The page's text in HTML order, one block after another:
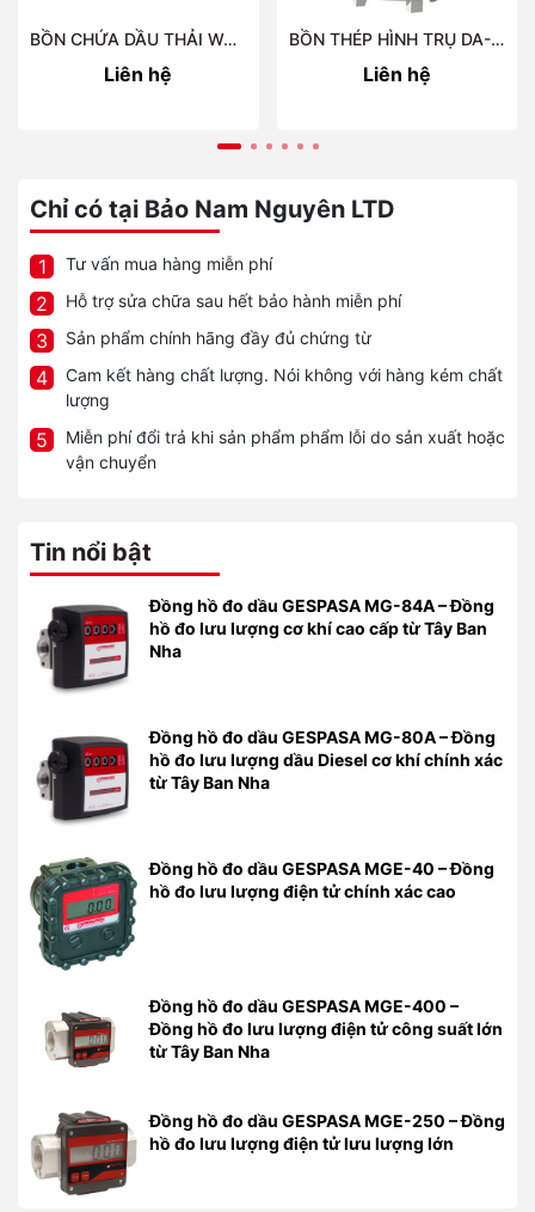
BỒN CHỨA DẦU THẢI WASTE OIL TANKS
Liên hệ
BỒN THÉP HÌNH TRỤ DA-5500
Liên hệ
Chỉ có tại Bảo Nam Nguyên LTD
1 Tư vấn mua hàng miễn phí
2 Hỗ trợ sửa chữa sau hết bảo hành miễn phí
3 Sản phẩm chính hãng đầy đủ chứng từ
4
Cam kết hàng chất lượng. Nói không với hàng kém chất
lượng
5
Miễn phí đổi trả khi sản phẩm phẩm lỗi do sản xuất hoặc
vận chuyển
Tin nổi bật
Đồng hồ đo dầu GESPASA MG-84A – Đồng
hồ đo lưu lượng cơ khí cao cấp từ Tây Ban
Nha
Đồng hồ đo dầu GESPASA MG-80A – Đồng
hồ đo lưu lượng dầu Diesel cơ khí chính xác
từ Tây Ban Nha
Đồng hồ đo dầu GESPASA MGE-40 – Đồng
hồ đo lưu lượng điện tử chính xác cao
Đồng hồ đo dầu GESPASA MGE-400 –
Đồng hồ đo lưu lượng điện tử công suất lớn
từ Tây Ban Nha
Đồng hồ đo dầu GESPASA MGE-250 – Đồng
hồ đo lưu lượng điện tử lưu lượng lớn